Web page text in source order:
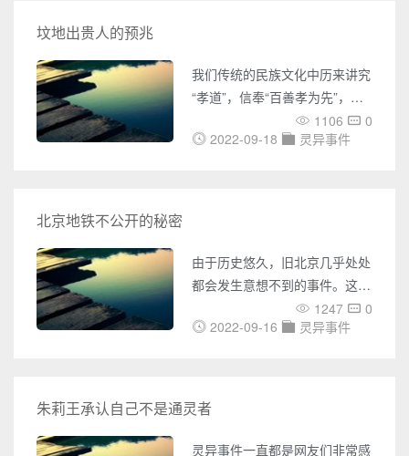
事件是什么情况 流言：华侨大
厦就是华侨饭店，华侨饭店与西
门相配，看上去就像一张神主
牌，与香炉相配。 每当夜幕降
坟地出贵人的预兆
我们传统的民族文化中历来讲究
“孝道”，信奉“百善孝为先”，所
以向来很重视尊敬祖先。每过一
段时间，还有清明节气我们在条
求先人庇护子孙安康富贵。下面
小编就简单给大家说一说祖坟风
水好的几大征兆。1、三面环山
1106
0
2022-09-18
灵异事件
北京地铁不公开的秘密
由于历史悠久，旧北京几乎处处
都会发生意想不到的事件。这些
神秘事件最普遍的是北京地铁事
件。那么，北京地铁站灵异事
铁全体工作人员都知道。每天晚
上，站台上都有值班人员。一天
晚上，永和宫地铁站值班的男孩
1247
0
2022-09-16
灵异事件
朱莉王承认自己不是通灵者
灵异事件一直都是网友们非常感